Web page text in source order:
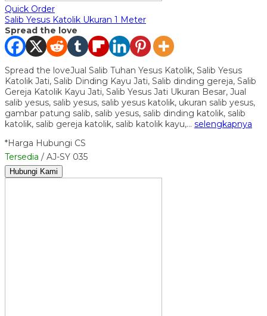
Quick Order
Salib Yesus Katolik Ukuran 1 Meter
Spread the love
Spread the loveJual Salib Tuhan Yesus Katolik, Salib Yesus
Katolik Jati, Salib Dinding Kayu Jati, Salib dinding gereja, Salib
Gereja Katolik Kayu Jati, Salib Yesus Jati Ukuran Besar, Jual
salib yesus, salib yesus, salib yesus katolik, ukuran salib yesus,
gambar patung salib, salib yesus, salib dinding katolik, salib
katolik, salib gereja katolik, salib katolik kayu,… selengkapnya
*Harga Hubungi CS
Tersedia / AJ-SY 035
Hubungi Kami